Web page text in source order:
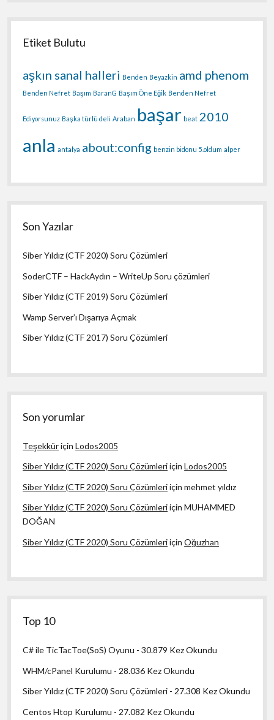
Etiket Bulutu
aşkın sanal halleri Benden Beyazkin amd phenom
Benden Nefret Başım BaranG Başım Öne Eğik Benden Nefret
Ediyorsunuz Başka türlü deli Araban başar beat 2010
anla antalya about:config benzin bidonu 5.oldum alper
Son Yazılar
Siber Yıldız (CTF 2020) Soru Çözümleri
SoderCTF – HackAydın – WriteUp Soru çözümleri
Siber Yıldız (CTF 2019) Soru Çözümleri
Wamp Server’ı Dışarıya Açmak
Siber Yıldız (CTF 2017) Soru Çözümleri
Son yorumlar
TeşekküriçinLodos2005
Siber Yıldız (CTF 2020) Soru ÇözümleriiçinLodos2005
Siber Yıldız (CTF 2020) Soru Çözümleriiçinmehmet yıldız
Siber Yıldız (CTF 2020) Soru ÇözümleriiçinMUHAMMED
DOĞAN
Siber Yıldız (CTF 2020) Soru ÇözümleriiçinOğuzhan
Top 10
C# ile TicTacToe(SoS) Oyunu - 30.879 Kez Okundu
WHM/cPanel Kurulumu - 28.036 Kez Okundu
Siber Yıldız (CTF 2020) Soru Çözümleri - 27.308 Kez Okundu
Centos Htop Kurulumu - 27.082 Kez Okundu